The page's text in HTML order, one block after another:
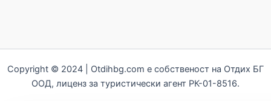
Copyright © 2024 | Otdihbg.com e собственост на Отдих БГ
ООД, лиценз за туристически агент РК-01-8516.